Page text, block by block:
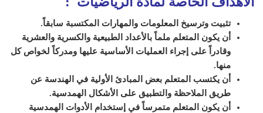
تثبيت وترسيخ المعلومات والمهارات المكتسبة سابقاً.
أن يكون المتعلم ملماً بالأعداد الطبيعية والكسرية والعشرية
وقادراً على إجراء العمليات الأساسية عليها ومدركاً لخواص كل
منها.
أن يكتسب المتعلم بعض المبادئ الأولية في الهندسة عن
طريق الملاحظة والتطبيق على الأشكال الهمدسية.
أن يكون المتعلم متمرساً في إستخدام الأدوات الهمدسية